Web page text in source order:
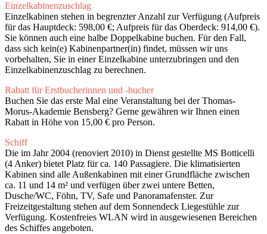
Einzelkabinenzuschlag
Einzelkabinen stehen in begrenzter Anzahl zur Verfügung (Aufpreis
für das Hauptdeck: 598,00 €; Aufpreis für das Oberdeck: 914,00 €).
Sie können auch eine halbe Doppelkabine buchen. Für den Fall,
dass sich kein(e) Kabinenpartner(in) findet, müssen wir uns
vorbehalten, Sie in einer Einzelkabine unterzubringen und den
Einzelkabinenzuschlag zu berechnen.
Rabatt für Erstbucherinnen und -bucher
Buchen Sie das erste Mal eine Veranstaltung bei der Thomas-
Morus-Akademie Bensberg? Gerne gewähren wir Ihnen einen
Rabatt in Höhe von 15,00 € pro Person.
Schiff
Die im Jahr 2004 (renoviert 2010) in Dienst gestellte MS Botticelli
(4 Anker) bietet Platz für ca. 140 Passagiere. Die klimatisierten
Kabinen sind alle Außenkabinen mit einer Grundfläche zwischen
ca. 11 und 14 m² und verfügen über zwei untere Betten,
Dusche/WC, Föhn, TV, Safe und Panoramafenster. Zur
Freizeitgestaltung stehen auf dem Sonnendeck Liegestühle zur
Verfügung. Kostenfreies WLAN wird in ausgewiesenen Bereichen
des Schiffes angeboten.